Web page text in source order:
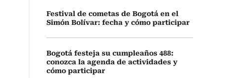
Festival de cometas de Bogotá en el
Simón Bolívar: fecha y cómo participar
Bogotá festeja su cumpleaños 488:
conozca la agenda de actividades y
cómo participar